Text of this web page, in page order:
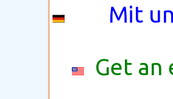
Mit
Get an